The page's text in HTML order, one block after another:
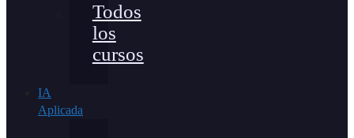
Todos
los
cursos
IA
Aplicada